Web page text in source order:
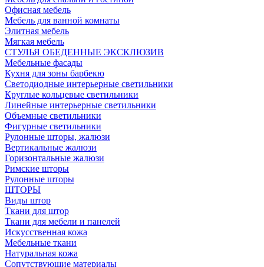
Офисная мебель
Мебель для ванной комнаты
Элитная мебель
Мягкая мебель
СТУЛЬЯ ОБЕДЕННЫЕ ЭКСКЛЮЗИВ
Мебельные фасады
Кухня для зоны барбекю
Светодиодные интерьерные светильники
Круглые кольцевые светильники
Линейные интерьерные светильники
Объемные светильники
Фигурные светильники
Рулонные шторы, жалюзи
Вертикальные жалюзи
Горизонтальные жалюзи
Римские шторы
Рулонные шторы
ШТОРЫ
Виды штор
Ткани для штор
Ткани для мебели и панелей
Искусственная кожа
Мебельные ткани
Натуральная кожа
Сопутствующие материалы